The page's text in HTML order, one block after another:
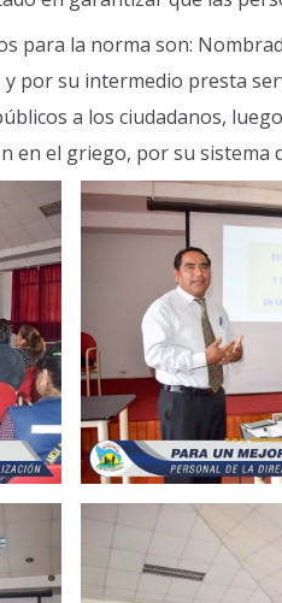
para la norma son:
por su intermedio presta
a los ciudadanos,
el griego, por su sistema